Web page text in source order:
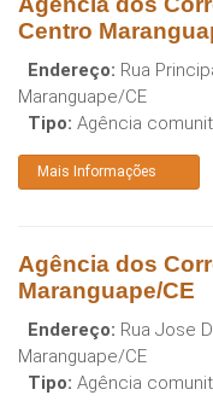
Centro
Endereço: Rua
Maranguape/CE
Tipo: Agência
Mais Informações
Agência dos
Maranguape/CE
Endereço: Rua Jose
Maranguape/CE
Tipo: Agência